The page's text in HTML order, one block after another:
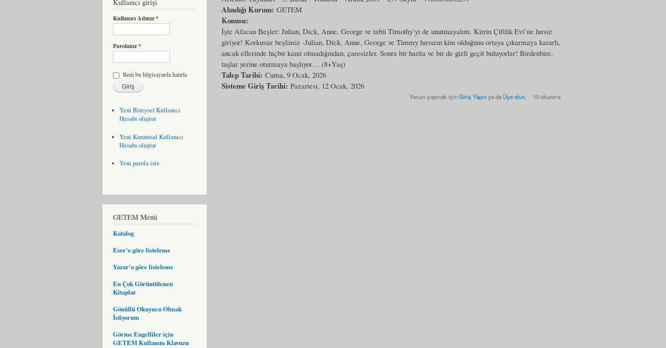
Kullanıcı Adınız*
Parolanız*
Beni bu bilgisayarda hatırla
Yeni Bireysel Kullanıcı
Hesabı oluştur
Yeni Kurumsal Kullanıcı
Hesabı oluştur
Yeni parola iste
GETEM Menü
Katalog
Eser'e göre listeleme
Yazar'a göre listeleme
En Çok Görüntülenen
Kitaplar
Gönüllü Okuyucu Olmak
İstiyorum
Görme Engelliler için
GETEM Kullanım Klavuzu
Alındığı Kurum: GETEM
Konusu:
İşte Afacan Beşler: Julian, Dick, Anne, George ve tabii Timothy’yi de unutmayalım. Kirrin Çiftlik Evi’ne hırsız
giriyor! Korkusuz beşlimiz -Julian, Dick, Anne, George ve Timmy hırsızın kim olduğunu ortaya çıkarmaya kararlı,
ancak ellerinde hiçbir kanıt olmadığından, çaresizler. Sonra bir harita ve bir de gizli geçit buluyorlar! Birdenbire,
taşlar yerine oturmaya başlıyor… (8+Yaş)
Talep Tarihi: Cuma, 9 Ocak, 2026
Sisteme Giriş Tarihi: Pazartesi, 12 Ocak, 2026
Yorum yapmak içinGiriş Yapınya da Üye olun. 10 okunma